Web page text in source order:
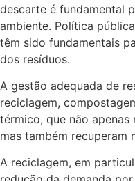
descarte é fundamental
ambiente. Política
têm sido fundamentais
dos resíduos.
A gestão adequada de
reciclagem,
térmico, que não
mas também recuperam
A reciclagem, em